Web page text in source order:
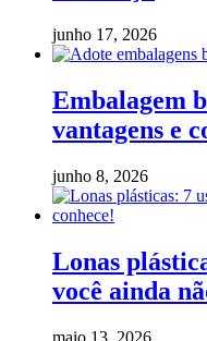
junho 17, 2026
Embalagem
vantagens e
junho 8, 2026
Lonas
você ainda
maio 13, 2026